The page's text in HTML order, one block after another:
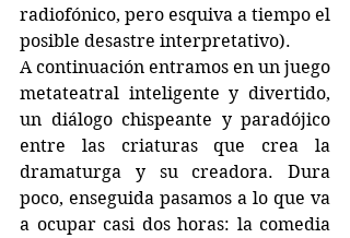
radiofónico, pero esquiva a tiempo el
posible desastre interpretativo).
A continuación entramos en un juego
metateatral inteligente y divertido,
un diálogo chispeante y paradójico
entre las criaturas que crea la
dramaturga y su creadora. Dura
poco, enseguida pasamos a lo que va
a ocupar casi dos horas: la comedia